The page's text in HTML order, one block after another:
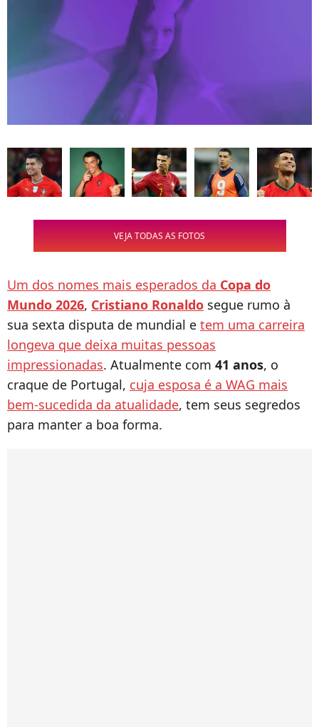
VEJA TODAS AS FOTOS
Um dos nomes mais esperados da Copa do
Mundo 2026, Cristiano Ronaldo segue rumo à
sua sexta disputa de mundial e tem uma carreira
longeva que deixa muitas pessoas
impressionadas. Atualmente com 41 anos, o
craque de Portugal, cuja esposa é a WAG mais
bem-sucedida da atualidade, tem seus segredos
para manter a boa forma.